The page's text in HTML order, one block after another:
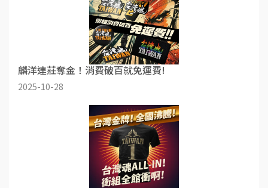
麟洋連莊奪金！消費破百就免運費!
2025-10-28